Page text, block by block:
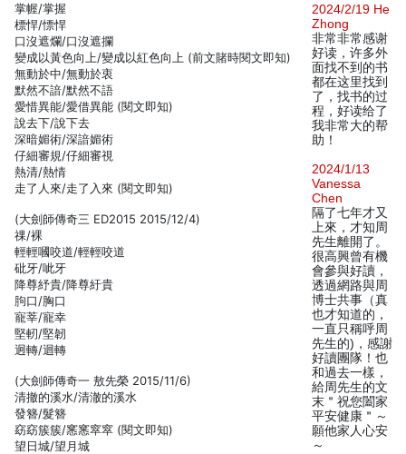
掌幄/掌握
標悍/慓悍
口沒遮爛/口沒遮攔
變成以黃色向上/變成以紅色向上 (前文賭時閱文即知)
無動於中/無動於衷
默然不諳/默然不語
愛惜異能/愛借異能 (閱文即知)
說去下/說下去
深暗媚術/深諳媚術
仔細審規/仔細審視
熱清/熱情
走了人來/走了入來 (閱文即知)
(大劍師傳奇三 ED2015 2015/12/4)
祼/裸
輕輕嘓咬道/輕輕咬道
砒牙/呲牙
降尊紓貴/降尊紆貴
胊口/胸口
寵莘/寵幸
堅軔/堅韌
迥轉/迴轉
(大劍師傳奇一 敖先榮 2015/11/6)
清撤的溪水/清澈的溪水
發簪/髮簪
窈窈簇簇/窸窸窣窣 (閱文即知)
望日城/望月城
2024/2/19 He
Zhong
非常非常感谢
好读，许多外
面找不到的书
都在这里找到
了，找书的过
程，好读给了
我非常大的帮
助！
2024/1/13
Vanessa
Chen
隔了七年才又
上來，才知周
先生離開了。
很高興曾有機
會參與好讀，
透過網路與周
博士共事（真
也才知道的，
一直只稱呼周
先生的)，感謝
好讀團隊！也
和過去一樣，
給周先生的文
末＂祝您闔家
平安健康＂～
願他家人心安
～